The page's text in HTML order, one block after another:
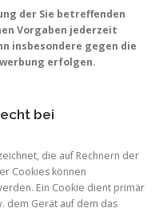
der Sie betreffenden
Vorgaben jederzeit
insbesondere gegen die
erfolgen.
bei
die auf Rechnern der
Cookies können
Ein Cookie dient primär
dem Gerät auf dem das